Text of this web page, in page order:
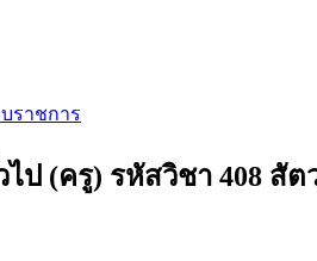
ราชการ
ป (ครู) รหัสวิชา 408 สั